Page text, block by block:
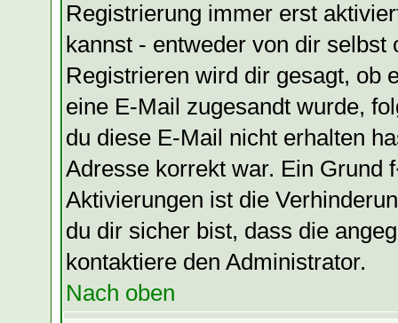
Registrierung immer erst
kannst - entweder von dir
Registrieren wird dir gesagt,
eine E-Mail zugesandt wurde,
du diese E-Mail nicht erhalten
Adresse korrekt war. Ein
Aktivierungen ist die
du dir sicher bist, dass die
kontaktiere den Administrator.
Nach oben